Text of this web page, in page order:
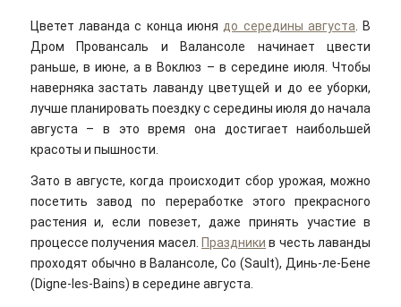
Цветет лаванда с конца июня до середины августа . В
Дром Провансаль и Валансоле начинает цвести
раньше, в июне, а в Воклюз – в середине июля. Чтобы
наверняка застать лаванду цветущей и до ее уборки,
лучше планировать поездку с середины июля до начала
августа – в это время она достигает наибольшей
красоты и пышности.
Зато в августе, когда происходит сбор урожая, можно
посетить завод по переработке этого прекрасного
растения и, если повезет, даже принять участие в
процессе получения масел. Праздники в честь лаванды
проходят обычно в Валансоле, Со (Sault), Динь-ле-Бене
(Digne-les-Bains) в середине августа.